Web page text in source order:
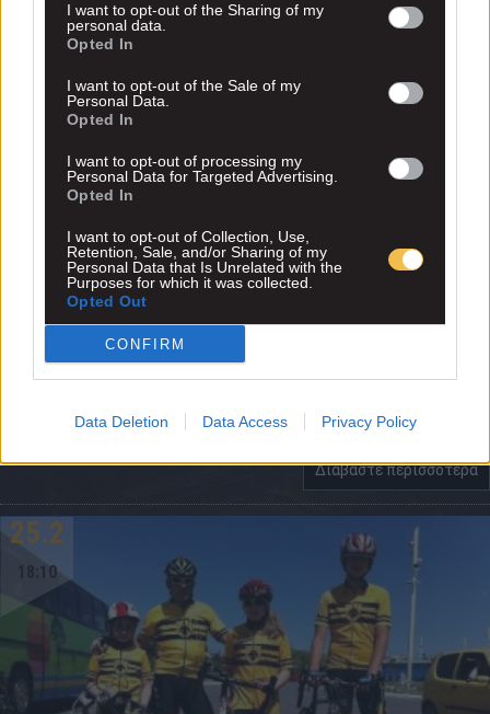
I want to opt-out of the Sharing of my
personal data.
Opted In
I want to opt-out of the Sale of my
Personal Data.
Opted In
I want to opt-out of processing my
Personal Data for Targeted Advertising.
Opted In
I want to opt-out of Collection, Use,
Retention, Sale, and/or Sharing of my
Personal Data that Is Unrelated with the
Purposes for which it was collected.
Opted Out
CONFIRM
Data Deletion Data Access Privacy Policy
6 αθλητές της ΑΕΚ στη Σαλαμίνα
Η ομάδα ποδηλασίας της Ένωσης θα παραστεί με 6 αθλητές στο
MARATHONOPENMTB που θα γίνει στα Κανάκια την Κυριακή...
Διαβάστε περισσότερα
25.2
18:10